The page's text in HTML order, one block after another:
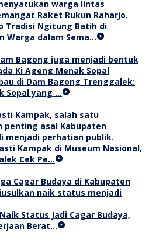
Tradisi Ngitung Batih di
Warga dalam Sema…
di Dam Bagong Trenggalek:
Sopal yang …
Kampak di Museum Nasional,
Cek Pe…
Status Jadi Cagar Budaya,
Berat…